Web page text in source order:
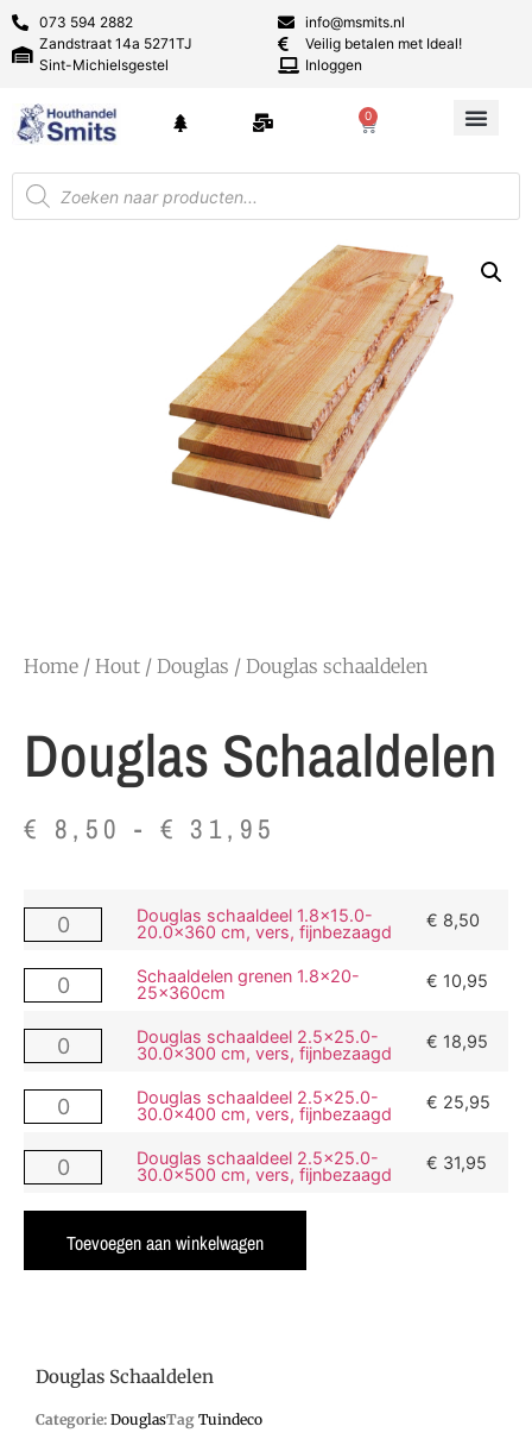
073 594 2882
Zandstraat 14a 5271TJ
Sint-Michielsgestel
info@msmits.nl
Veilig betalen met Ideal!
Inloggen
0
Home / Hout / Douglas / Douglas schaaldelen
Douglas Schaaldelen
€ 8,50 - € 31,95
Douglas schaaldeel 1.8x15.0-
20.0x360 cm, vers, fijnbezaagd
€ 8,50
Schaaldelen grenen 1.8x20-
25x360cm
€ 10,95
Douglas schaaldeel 2.5x25.0-
30.0x300 cm, vers, fijnbezaagd
€ 18,95
Douglas schaaldeel 2.5x25.0-
30.0x400 cm, vers, fijnbezaagd
€ 25,95
Douglas schaaldeel 2.5x25.0-
30.0x500 cm, vers, fijnbezaagd
€ 31,95
Toevoegen aan winkelwagen
Douglas Schaaldelen
Categorie: DouglasTag Tuindeco